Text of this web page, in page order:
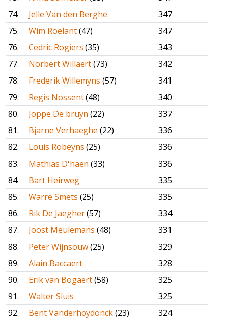
74.
Jelle Van den Berghe
347
75.
Wim Roelant(47)
347
76.
Cedric Rogiers (35)
343
77.
Norbert Willaert(73)
342
78.
Frederik Willemyns (57)
341
79.
Regis Nossent(48)
340
80.
Joppe De bruyn (22)
337
81.
Bjarne Verhaeghe (22)
336
82.
Louis Robeyns (25)
336
83.
Mathias D'haen (33)
336
84.
Bart Heirweg
335
85.
Warre Smets (25)
335
86.
Rik De Jaegher(57)
334
87.
Joost Meulemans (48)
331
88.
Peter Wijnsouw(25)
329
89.
Alain Baccaert
328
90.
Erik van Bogaert(58)
325
91.
Walter Sluis
325
92.
Bent Vanderhoydonck(23)
324